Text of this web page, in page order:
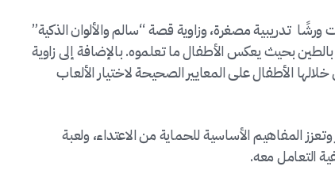
تدريبية مصغرة، وزاوية قصة “سالم والألوان الذكية”
بحيث يعكس الأطفال ما تعلموه. بالإضافة إلى زاوية
الأطفال على المعايير الصحيحة لاختيار الألعاب
المفاهيم الأساسية للحماية من الاعتداء، ولعبة
التعامل معه.